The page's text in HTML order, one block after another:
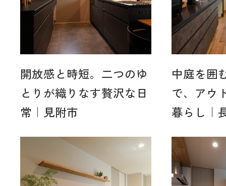
開放感と時短。二つのゆ
とりが織りなす贅沢な日
常｜見附市
中庭を囲
で、アウ
暮らし｜